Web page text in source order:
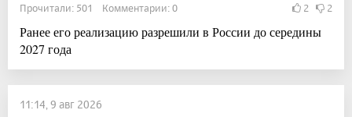
Прочитали: 501 Комментарии: 0 2 2
Ранее его реализацию разрешили в России до середины
2027 года
11:14, 9 авг 2026